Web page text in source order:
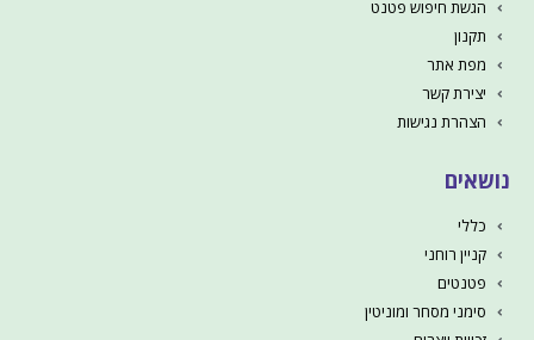
הגשת חיפוש פטנט
תקנון
מפת אתר
יצירת קשר
הצהרת נגישות
נושאים
כללי
קניין רוחני
פטנטים
סימני מסחר ומוניטין